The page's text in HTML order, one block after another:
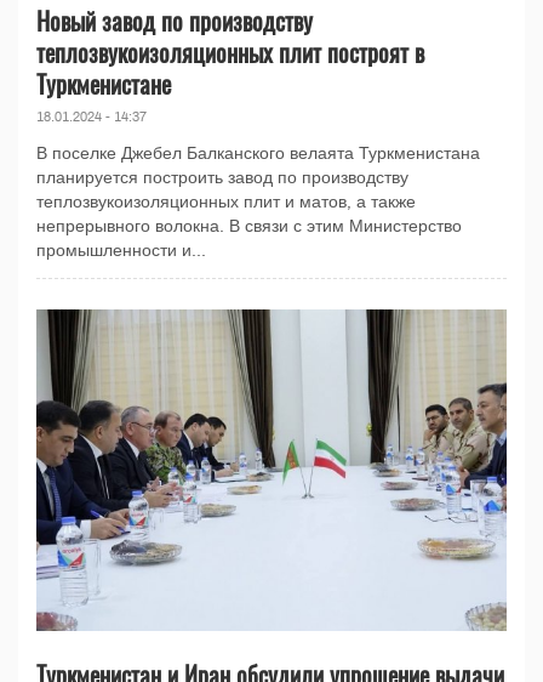
Новый завод по производству
теплозвукоизоляционных плит построят в
Туркменистане
18.01.2024 - 14:37
В поселке Джебел Балканского велаята Туркменистана
планируется построить завод по производству
теплозвукоизоляционных плит и матов, а также
непрерывного волокна. В связи с этим Министерство
промышленности и...